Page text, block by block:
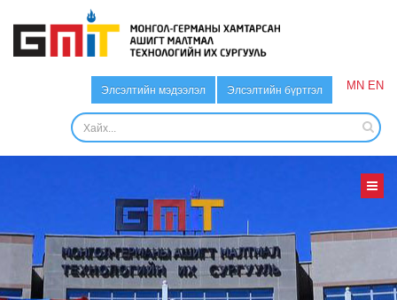
Элсэлтийн мэдээлэл Элсэлтийн бүртгэл MN EN